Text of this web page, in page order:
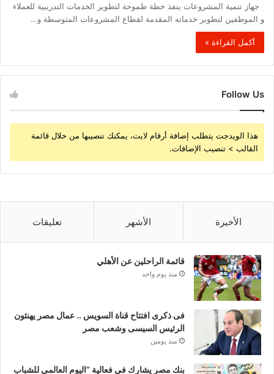
جهاز تنمية المشروعات ينفذ خطة طموحة لتطوير الخدمات التدريبية للعملاء
و الموظفين لتطوير خدماته المقدمة لقطاع المشروعات المتوسطة و…
أكمل القراءة »
Follow Us
هذا الويدجت يتطلب إضافة أرقام لايت، يمكنك تنصيبها من خلال قائمة
القالب > تنصيب الإضافات.
الأخيرة الأشهر تعليقات
قائمة الراحلين عن الأهلي
منذ يوم واحد
فى ذكرى افتتاح قناة السويس .. عمال مصر يهنئون
الرئيس السيسى وشعب مصر
منذ يومين
بنك مصر يشارك في فعالية “اليوم العالمي للشباب